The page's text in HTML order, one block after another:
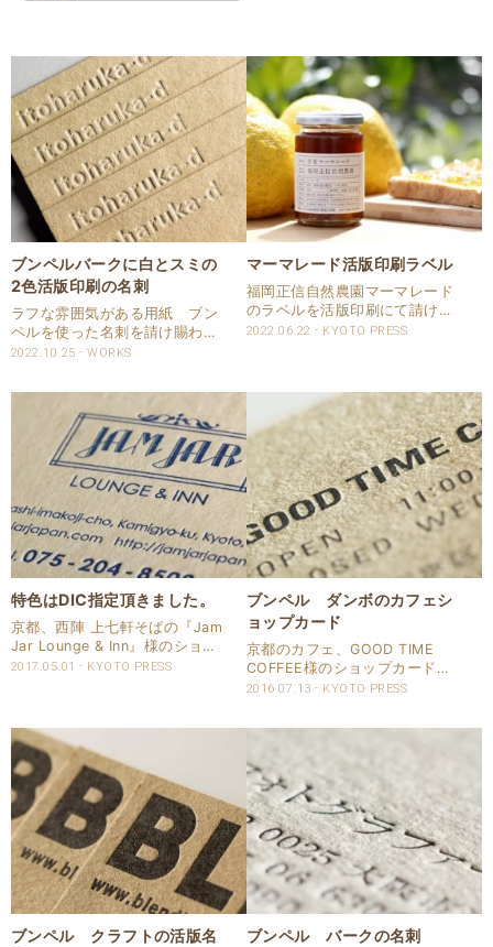
ブンペルバークに白とスミの
2色活版印刷の名刺
ラフな雰囲気がある用紙 ブン
ペルを使った名刺を請け賜わり
ました。 スミと白で2色を活版
様 商品：名刺 サイズ：55×91
六判：175㎏ 【FSC森林認..
2022.10.25 WORKS
マーマレード活版印刷ラベル
福岡正信自然農園マーマレード
のラベルを活版印刷にて請け賜
わりました。 弊社京都店舗へ足
した。 商品と活版印刷したラベ
ルが上手くマッチングし..
2022.06.22 KYOTO PRESS
特色はDIC指定頂きました。
京都、西陣 上七軒そばの『Jam
Jar Lounge & Inn』様のショッ
プカードを請け賜りました。 ブ
名刺の仕様 用紙..
2017.05.01 KYOTO PRESS
ブンペル ダンボのカフェシ
ョップカード
京都のカフェ、GOOD TIME
COFFEE様のショップカードと
なります。 両面活版印刷をして
アミ点を使用せずに、線やドッ
がされていて素敵です。 ショッ
プカード..
2016.07.13 KYOTO PRESS
ブンペル クラフトの活版名
ブンペル バークの名刺